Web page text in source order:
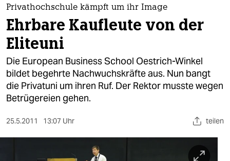
themen
politik
öko
gesellschaft
kultur
sport
Privathochschule kämpft um ihr Image
Ehrbare Kaufleute von der
Eliteuni
Die European Business School Oestrich-Winkel
bildet begehrte Nachwuchskräfte aus. Nun bangt
die Privatuni um ihren Ruf. Der Rektor musste wegen
Betrügereien gehen.
25.5.2011 13:07 Uhr teilen